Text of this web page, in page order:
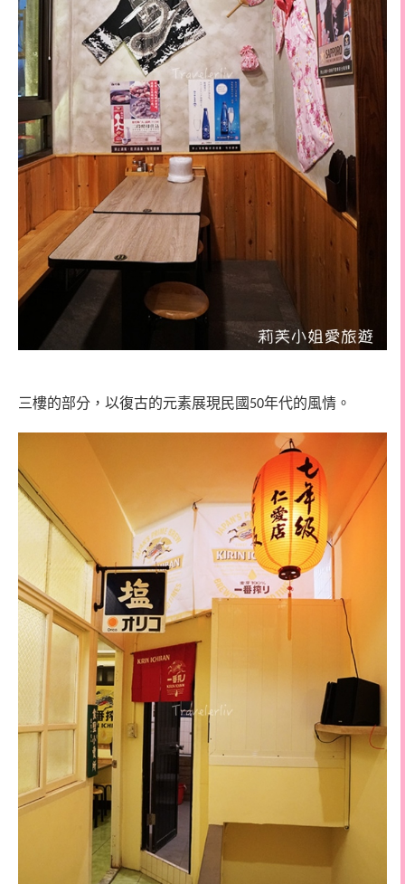
三樓的部分，以復古的元素展現民國 50年代的風情。